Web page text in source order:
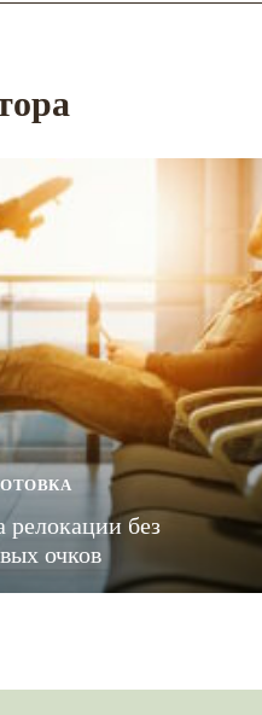
релокации без
очков